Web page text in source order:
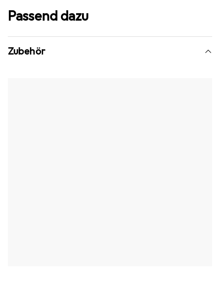
Passend dazu
Zubehör